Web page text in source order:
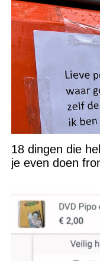
18 dingen die
je even doen